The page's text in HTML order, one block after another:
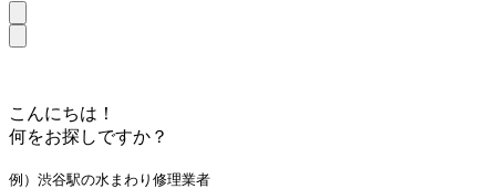
こんにちは！
何をお探しですか？
例）渋谷駅の水まわり修理業者